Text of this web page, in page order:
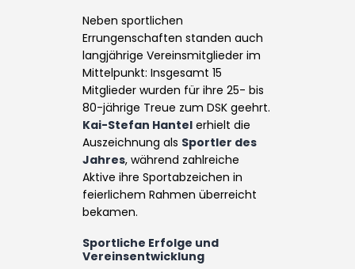
Neben sportlichen
Errungenschaften standen auch
langjährige Vereinsmitglieder im
Mittelpunkt: Insgesamt 15
Mitglieder wurden für ihre 25- bis
80-jährige Treue zum DSK geehrt.
Kai-Stefan Hantel erhielt die
Auszeichnung als Sportler des
Jahres, während zahlreiche
Aktive ihre Sportabzeichen in
feierlichem Rahmen überreicht
bekamen.
Sportliche Erfolge und
Vereinsentwicklung